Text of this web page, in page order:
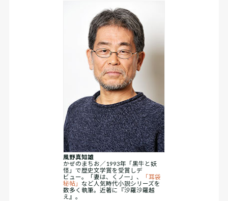
風野真知雄
かぜのまちお／1993年「黒牛と妖
怪」で歴史文学賞を受賞しデ
ビュー。「妻は、くノ一」、
「耳袋
秘帖」 など人気時代小説シリーズを
数多く執筆。近著に『沙羅沙羅越
え』。